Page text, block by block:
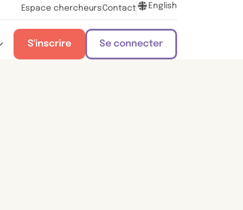
Espace chercheursContact English
S'inscrire Se connecter